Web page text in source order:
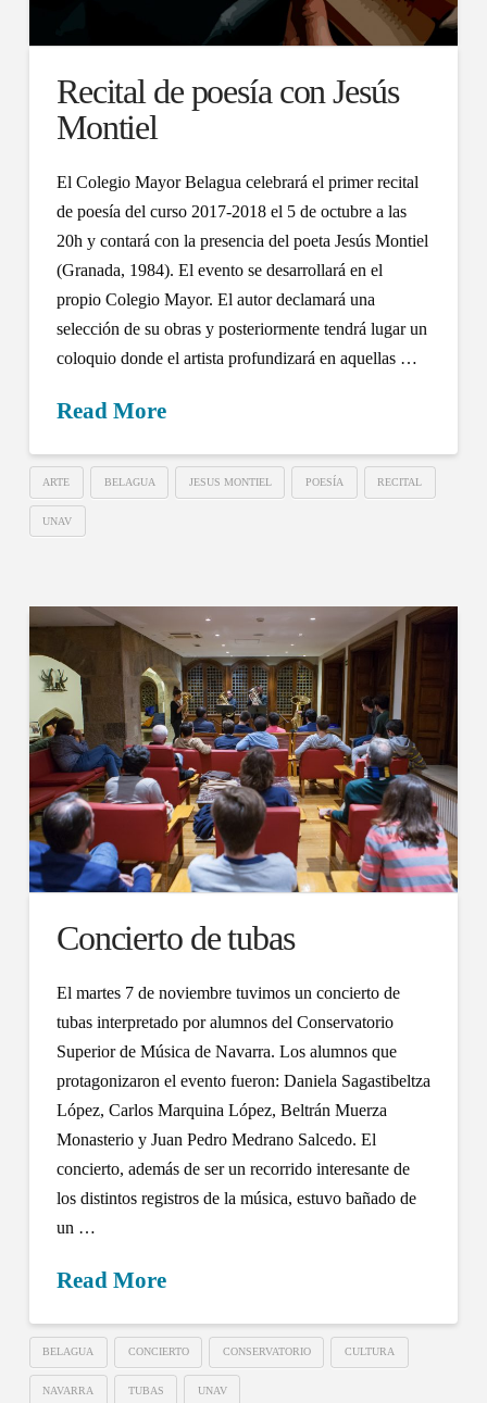
Recital de poesía con Jesús
Montiel
El Colegio Mayor Belagua celebrará el primer recital
de poesía del curso 2017-2018 el 5 de octubre a las
20h y contará con la presencia del poeta Jesús Montiel
(Granada, 1984). El evento se desarrollará en el
propio Colegio Mayor. El autor declamará una
selección de su obras y posteriormente tendrá lugar un
coloquio donde el artista profundizará en aquellas …
Read More
ARTE BELAGUA JESUS MONTIEL POESÍA RECITAL
UNAV
Concierto de tubas
El martes 7 de noviembre tuvimos un concierto de
tubas interpretado por alumnos del Conservatorio
Superior de Música de Navarra. Los alumnos que
protagonizaron el evento fueron: Daniela Sagastibeltza
López, Carlos Marquina López, Beltrán Muerza
Monasterio y Juan Pedro Medrano Salcedo. El
concierto, además de ser un recorrido interesante de
los distintos registros de la música, estuvo bañado de
un …
Read More
BELAGUA CONCIERTO CONSERVATORIO CULTURA
NAVARRA TUBAS UNAV